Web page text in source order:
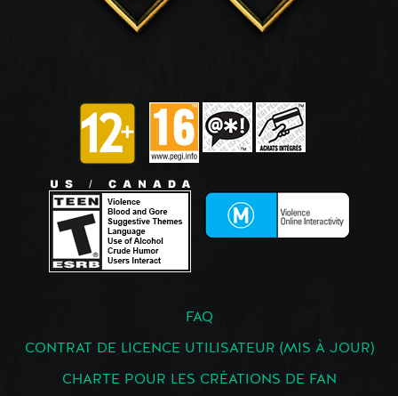
FAQ
CONTRAT DE LICENCE UTILISATEUR (MIS À JOUR)
CHARTE POUR LES CRÉATIONS DE FAN